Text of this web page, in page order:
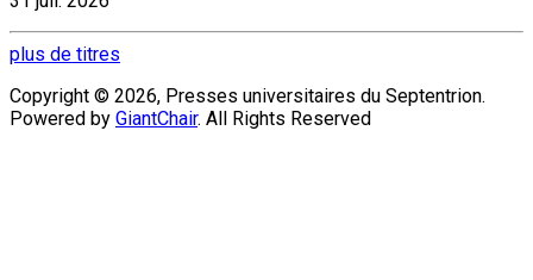
plus de titres
Copyright © 2026, Presses universitaires du Septentrion.
Powered by GiantChair. All Rights Reserved